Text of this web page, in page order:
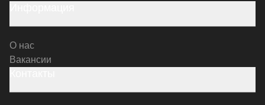
О нас
Вакансии